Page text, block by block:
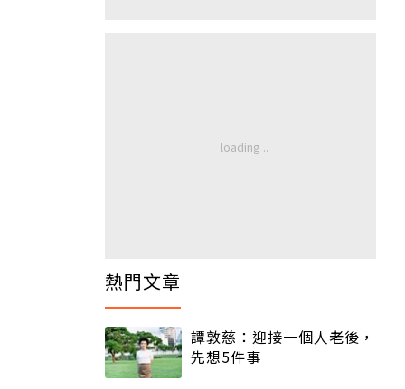
熱門文章
譚敦慈：迎接一個人老後，
先想5件事